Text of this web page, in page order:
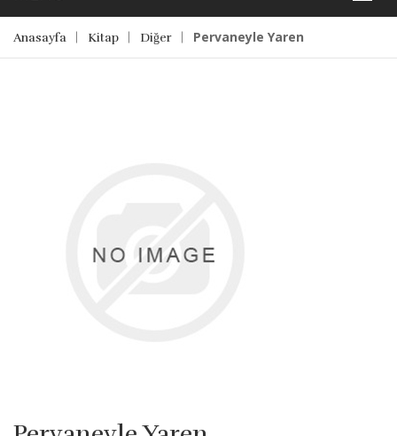
Anasayfa Kitap Diğer Pervaneyle Yaren